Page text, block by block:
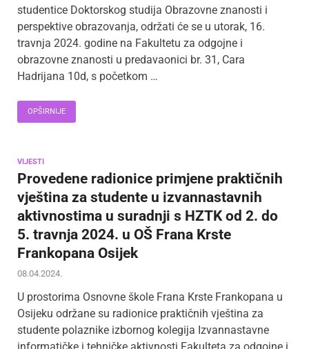
studentice Doktorskog studija Obrazovne znanosti i
perspektive obrazovanja, održati će se u utorak, 16.
travnja 2024. godine na Fakultetu za odgojne i
obrazovne znanosti u predavaonici br. 31, Cara
Hadrijana 10d, s početkom …
OPŠIRNIJE
VIJESTI
Provedene radionice primjene praktičnih
vještina za studente u izvannastavnih
aktivnostima u suradnji s HZTK od 2. do
5. travnja 2024. u OŠ Frana Krste
Frankopana Osijek
08.04.2024.
U prostorima Osnovne škole Frana Krste Frankopana u
Osijeku održane su radionice praktičnih vještina za
studente polaznike izbornog kolegija Izvannastavne